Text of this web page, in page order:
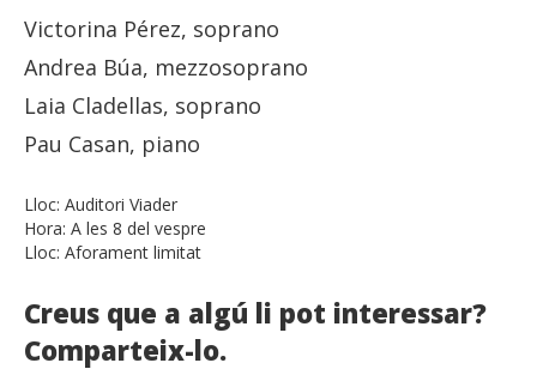
Victorina Pérez, soprano
Andrea Búa, mezzosoprano
Laia Cladellas, soprano
Pau Casan, piano
Lloc: Auditori Viader
Hora: A les 8 del vespre
Lloc: Aforament limitat
Creus que a algú li pot interessar?
Comparteix-lo.